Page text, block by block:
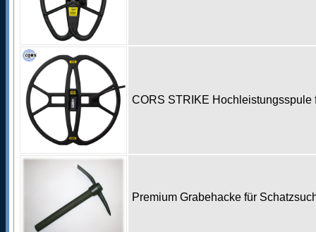
CORS STRIKE
Premium Grabehacke für